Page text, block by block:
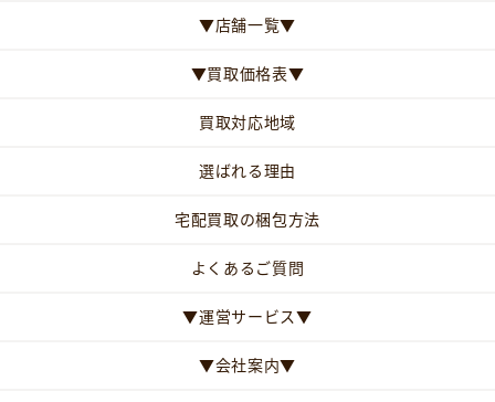
▼店舗一覧▼
▼買取価格表▼
買取対応地域
選ばれる理由
宅配買取の梱包方法
よくあるご質問
▼運営サービス▼
▼会社案内▼